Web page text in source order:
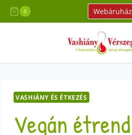
Skip
to
0 Webáruház
VASHIÁNY ÉS ÉTKEZÉS
Vegán étrend